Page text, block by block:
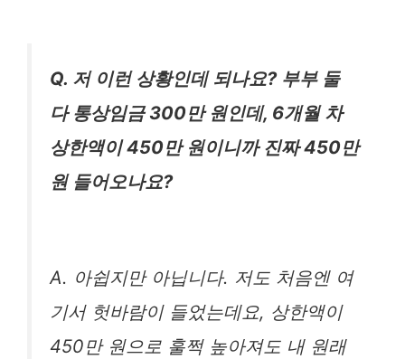
Q. 저 이런 상황인데 되나요? 부부 둘
다 통상임금 300만 원인데, 6개월 차
상한액이 450만 원이니까 진짜 450만
원 들어오나요?
A. 아쉽지만 아닙니다. 저도 처음엔 여
기서 헛바람이 들었는데요, 상한액이
450만 원으로 훌쩍 높아져도 내 원래